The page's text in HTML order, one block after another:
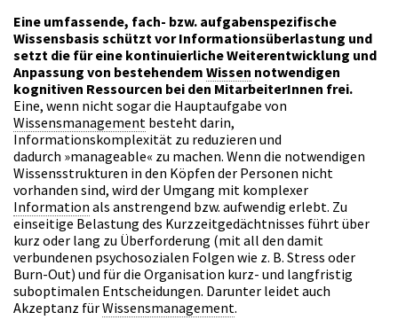
Eine umfassende, fach- bzw. aufgabenspezifische
Wissensbasis schützt vor Informationsüberlastung und
setzt die für eine kontinuierliche Weiterentwicklung und
Anpassung von bestehendem Wissen notwendigen
kognitiven Ressourcen bei den MitarbeiterInnen frei.
Eine, wenn nicht sogar die Hauptaufgabe von
Wissensmanagement besteht darin,
Informationskomplexität zu reduzieren und
dadurch »manageable« zu machen. Wenn die notwendigen
Wissensstrukturen in den Köpfen der Personen nicht
vorhanden sind, wird der Umgang mit komplexer
Information als anstrengend bzw. aufwendig erlebt. Zu
einseitige Belastung des Kurzzeitgedächtnisses führt über
kurz oder lang zu Überforderung (mit all den damit
verbundenen psychosozialen Folgen wie z. B. Stress oder
Burn-Out) und für die Organisation kurz- und langfristig
suboptimalen Entscheidungen. Darunter leidet auch
Akzeptanz fürWissensmanagement.